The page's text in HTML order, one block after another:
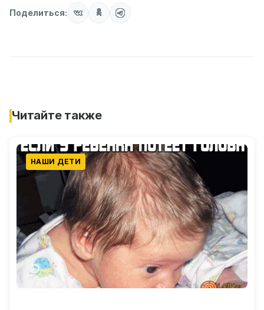
Поделиться:
Читайте также
НАШИ ДЕТИ